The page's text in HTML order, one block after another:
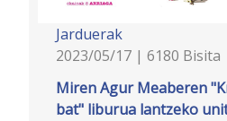
Jarduerak
2023/05/17 | 6180 Bisita
Miren Agur Meaberen
bat" liburua lantzeko